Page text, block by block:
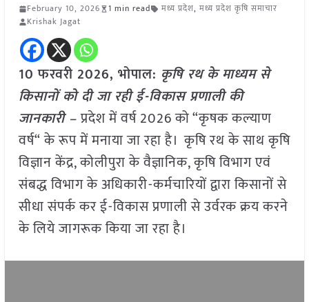
February 10, 2026 1 min read मध्य प्रदेश, मध्य प्रदेश कृषि समाचार
Krishak Jagat
10 फरवरी 2026, भोपाल: कृषि रथ के माध्यम से
किसानों को दी जा रही ई-विकास प्रणाली की
जानकारी –प्रदेश में वर्ष 2026 को “कृषक कल्याण
वर्ष“ के रूप में मनाया जा रहा है। कृषि रथ के साथ कृषि
विज्ञान केंद्र, कोलीपुरा के वैज्ञानिक, कृषि विभाग एवं
संबद्ध विभाग के अधिकारी-कर्मचारियों द्वारा किसानों से
सीधा संपर्क कर ई-विकास प्रणाली से उर्वरक क्रय करने
के लिये जागरूक किया जा रहा है।